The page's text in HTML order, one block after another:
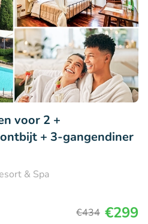
voor 2 +
+ 3-gangendiner
& Spa
€434 €299